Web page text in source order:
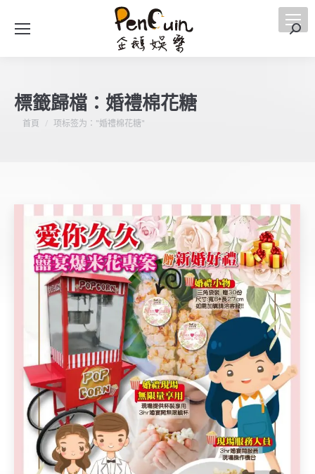
搜
標籤歸檔： 婚禮棉花糖
您在這裡：
首頁 项标签为："婚禮棉花糖"